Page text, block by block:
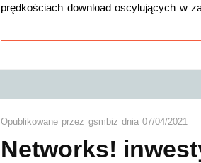
prędkościach download oscylujących w
Opublikowane przez gsmbiz dnia07/04/2021
Networks!